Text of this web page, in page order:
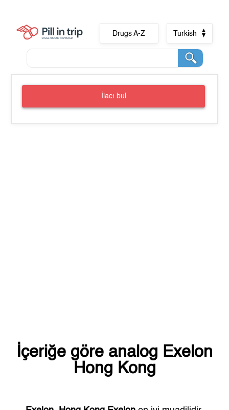
Drugs A-Z Turkish
İlacı bul
İçeriğe göre analog Exelon
Hong Kong